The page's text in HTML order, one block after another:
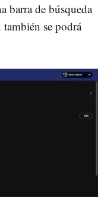
barra de búsqueda
se podrá